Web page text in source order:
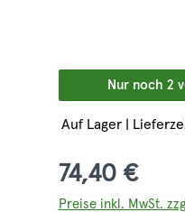
Nur noch 2
Auf Lager |
74,40 €
Preise inkl. MwSt.